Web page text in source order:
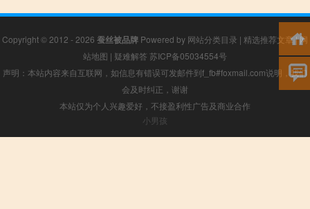
Copyright © 2012 - 2026 蚕丝被品牌 Powered by 网站分类目录 | 精选推荐文章|网
站地图 | 疑难解答 苏ICP备05034554号
声明：本站内容来自互联网，如信息有错误可发邮件到f_fb#foxmail.com说明，我们
会及时纠正，谢谢
本站仅为个人兴趣爱好，不接盈利性广告及商业合作
小男孩